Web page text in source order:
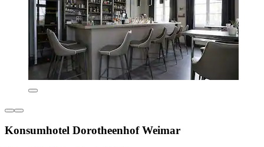
Konsumhotel Dorotheenhof Weimar